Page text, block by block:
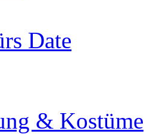
Date
& Kostüme